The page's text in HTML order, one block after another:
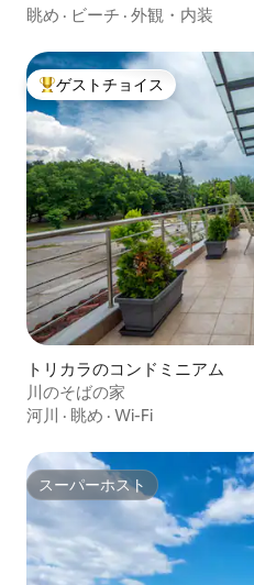
眺め · ビーチ · 外観・内装
大好評のゲストチョイスです。
ゲストチョイス
トリカラのコンドミニアム
川のそばの家
河川 · 眺め · Wi-Fi
スーパーホスト
スーパーホスト